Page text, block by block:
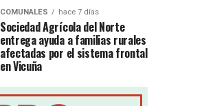
COMUNALES hace 7 días
Sociedad Agrícola del Norte
entrega ayuda a familias rurales
afectadas por el sistema frontal
en Vicuña